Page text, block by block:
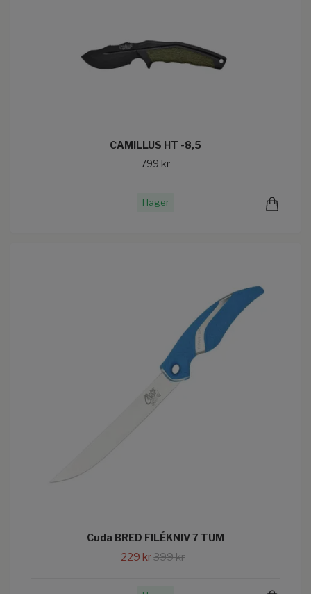
CAMILLUS HT -8,5
799 kr
I lager
Cuda BRED FILÉKNIV 7 TUM
229 kr399 kr